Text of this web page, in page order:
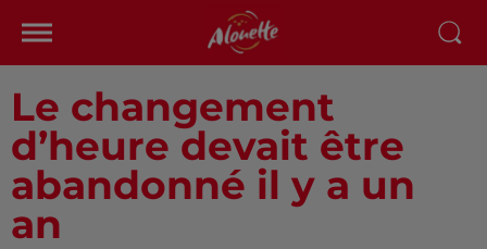
Le changement
d’heure devait être
abandonné il y a un
an